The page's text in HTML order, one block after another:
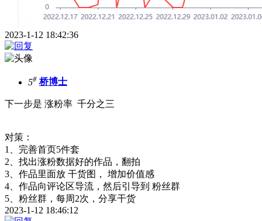
2023-1-12 18:42:36
5# 桥博士
下一步是 涨粉率 千分之三
对策：
1、完善首页5件套
2、找出涨粉数据好的作品，翻拍
3、作品里面放 干货图， 增加价值感
4、作品向评论区导流，然后引导到 粉丝群
5、粉丝群，每周2次，分享干货
2023-1-12 18:46:12